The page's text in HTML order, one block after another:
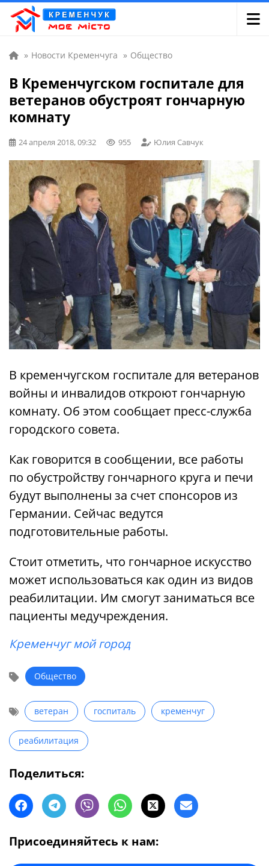
» Новости Кременчуга » Общество
В Кременчугском госпитале для
ветеранов обустроят гончарную
комнату
24 апреля 2018, 09:32 955 Юлия Савчук
В кременчугском госпитале для ветеранов
войны и инвалидов откроют гончарную
комнату. Об этом сообщает пресс-служба
городского совета.
Как говорится в сообщении, все работы
по обустройству гончарного круга и печи
будут выполнены за счет спонсоров из
Германии. Сейчас ведутся
подготовительные работы.
Стоит отметить, что гончарное искусство
может использоваться как один из видов
реабилитации. Им смогут заниматься все
пациенты медучреждения.
Кременчуг мой город
Общество
ветеран госпиталь кременчуг
реабилитация
Поделиться:
Присоединяйтесь к нам: